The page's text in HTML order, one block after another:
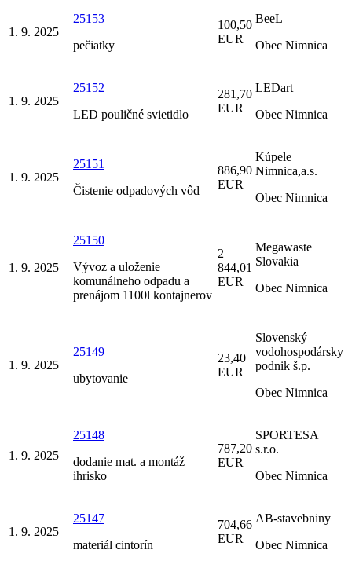
1. 9. 2025
25153
pečiatky
100,50
EUR
BeeL
Obec Nimnica
1. 9. 2025
25152
LED pouličné svietidlo
281,70
EUR
LEDart
Obec Nimnica
1. 9. 2025
25151
Čistenie odpadových vôd
886,90
EUR
Kúpele
Nimnica,a.s.
Obec Nimnica
1. 9. 2025
25150
Vývoz a uloženie
komunálneho odpadu a
prenájom 1100l kontajnerov
2
844,01
EUR
Megawaste
Slovakia
Obec Nimnica
1. 9. 2025
25149
ubytovanie
23,40
EUR
Slovenský
vodohospodársky
podnik š.p.
Obec Nimnica
1. 9. 2025
25148
dodanie mat. a montáž
ihrisko
787,20
EUR
SPORTESA
s.r.o.
Obec Nimnica
1. 9. 2025
25147
materiál cintorín
704,66
EUR
AB-stavebniny
Obec Nimnica